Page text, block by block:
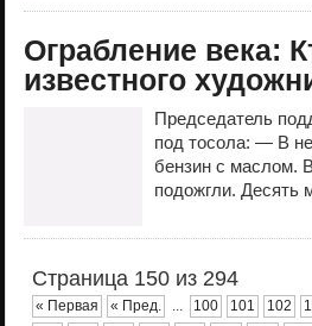
Ограбление века:
известного
Председатель
под тосола: — В
бензин с маслом.
подожгли.
Страница 150 из 294
« Первая « Пред. ... 100 101 102